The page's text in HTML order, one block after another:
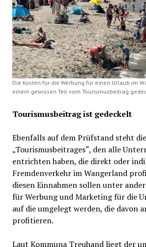
Die Kosten für die Werbung für einen Urlaub im
einem gewissen Teil vom Tourismusbeitrag
Tourismusbeitrag ist gedeckelt
Ebenfalls auf dem Prüfstand steht
„Tourismusbeitrages“, den alle
entrichten haben, die direkt oder
Fremdenverkehr im Wangerland
diesen Einnahmen sollen unter
für Werbung und Marketing für die
auf die umgelegt werden, die davon
profitieren.
Laut Kommuna Treuhand liegt der